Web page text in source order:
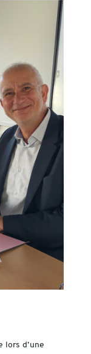
lors d’une